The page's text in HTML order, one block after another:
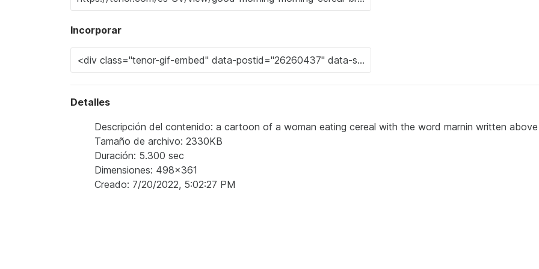
Incorporar
Detalles
Descripción del contenido: a cartoon of a woman eating cereal with the word marnin written
Tamaño de archivo: 2330KB
Duración: 5.300 sec
Dimensiones: 498x361
Creado: 7/20/2022, 5:02:27 PM